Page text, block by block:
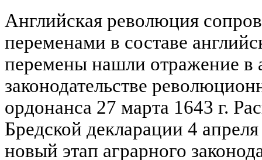
Английская революция
переменами в составе
перемены нашли отражение в
законодательстве
ордонанса 27 марта 1643 г.
Бредской декларации 4
новый этап аграрного